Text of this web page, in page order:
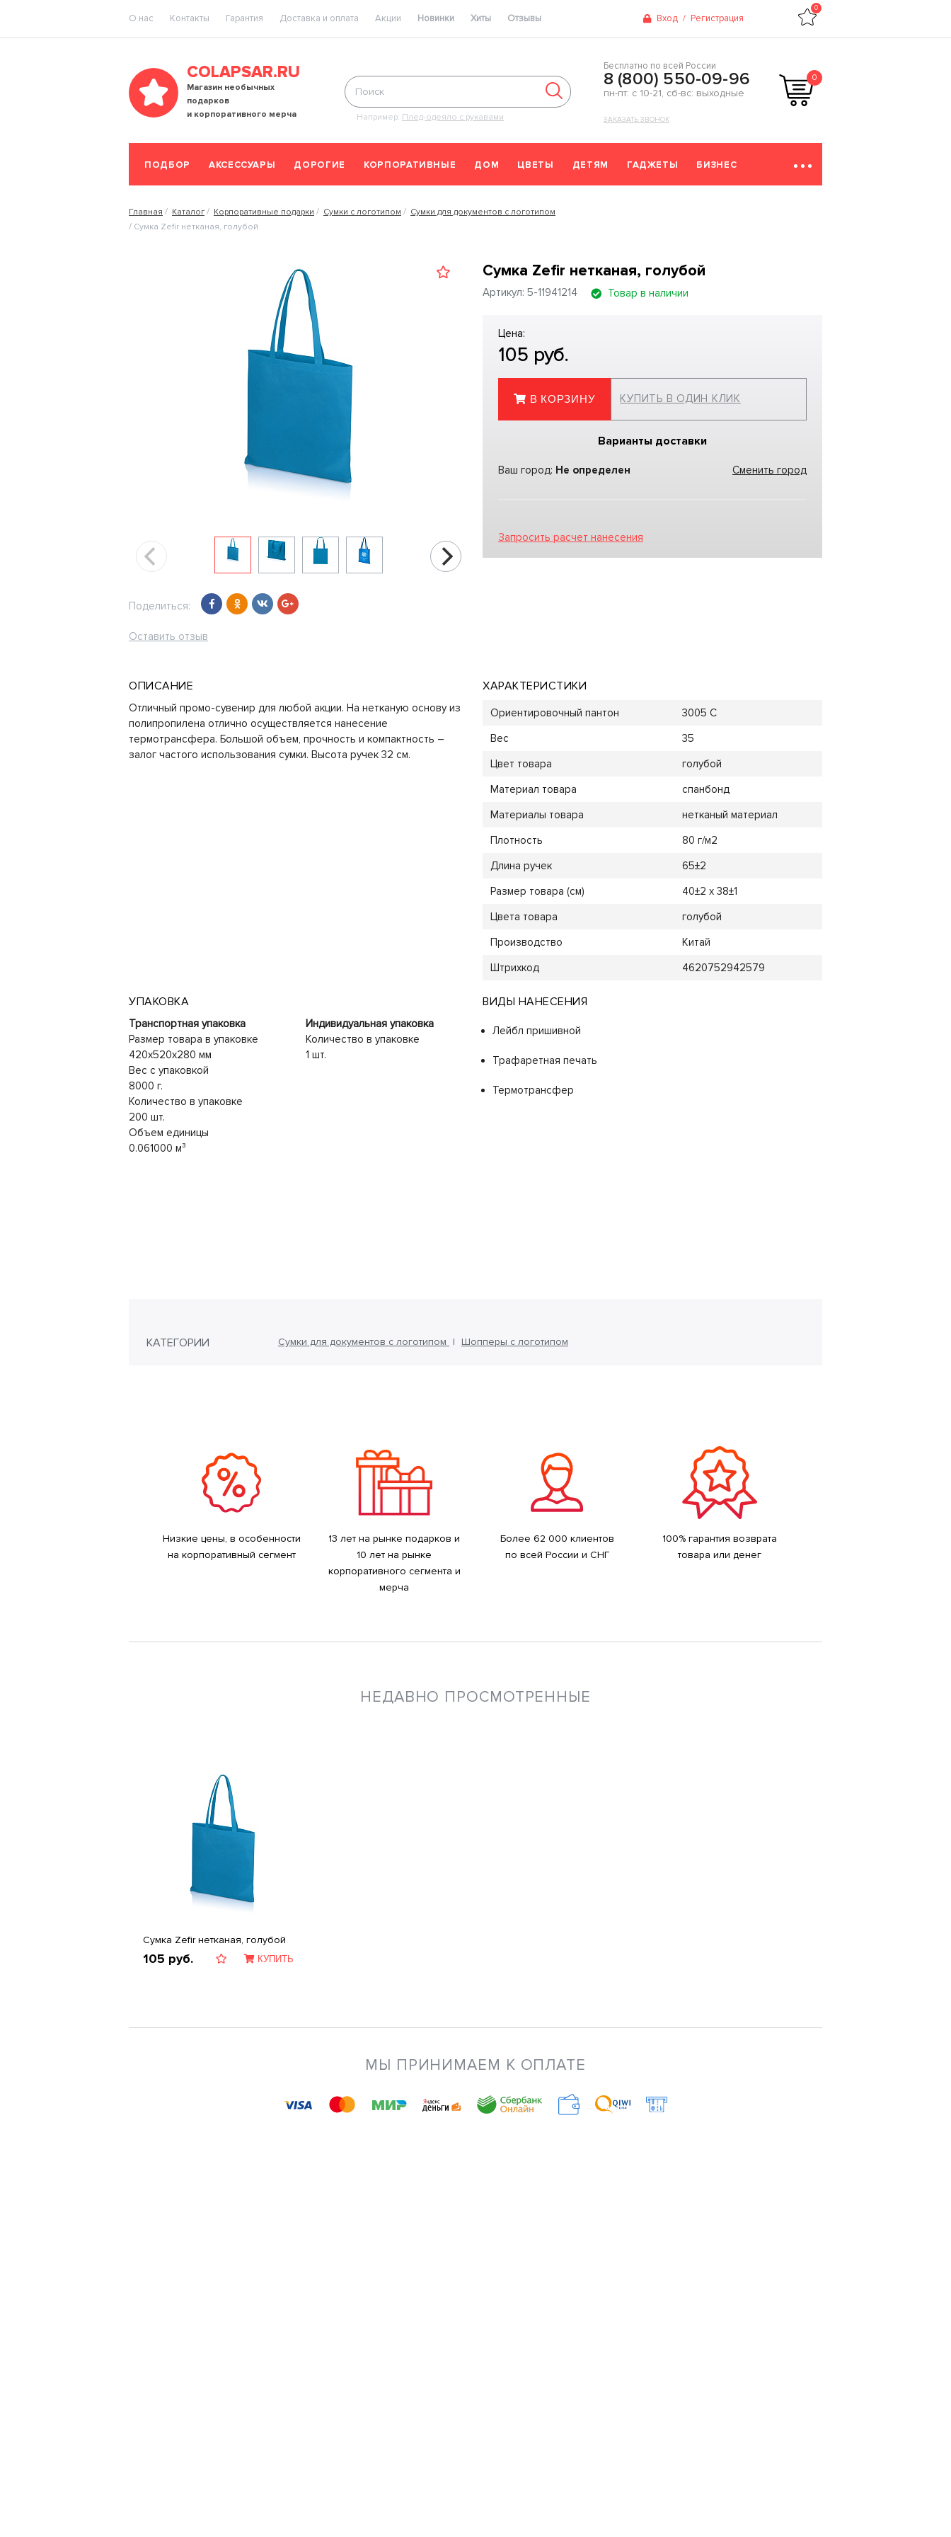
O нас Контакты Гарантия Доставка и оплата Акции Новинки Хиты Отзывы Вход / Регистрация
0
COLAPSAR.RU
Магазин необычных
подарков
и корпоративного мерча
Например: Плед-одеяло с рукавами
Бесплатно по всей России
8 (800) 550-09-96
пн-пт: с 10-21, сб-вс: выходные
ЗАКАЗАТЬ ЗВОНОК
0
ПОДБОР АКСЕССУАРЫ ДОРОГИЕ КОРПОРАТИВНЫЕ ДОМ ЦВЕТЫ ДЕТЯМ ГАДЖЕТЫ БИЗНЕС
Главная Каталог Корпоративные подарки Сумки с логотипом
Сумки для документов с логотипом
Сумка Zefir нетканая, голубой
Поделиться:
Оставить отзыв
Сумка Zefir нетканая, голубой
Артикул: 5-11941214 Товар в наличии
Цена:
105 руб.
В КОРЗИНУ КУПИТЬ В ОДИН КЛИК
Варианты доставки
Ваш город: Не определен Сменить город
Запросить расчет нанесения
ОПИСАНИЕ
Отличный промо-сувенир для любой акции. На нетканую основу из
полипропилена отлично осуществляется нанесение
термотрансфера. Большой объем, прочность и компактность –
залог частого использования сумки. Высота ручек 32 см.
ХАРАКТЕРИСТИКИ
Ориентировочный пантон
3005 C
Вес
35
Цвет товара
голубой
Материал товара
спанбонд
Материалы товара
нетканый материал
Плотность
80 г/м2
Длина ручек
65±2
Размер товара (см)
40±2 х 38±1
Цвета товара
голубой
Производство
Китай
Штрихкод
4620752942579
УПАКОВКА
Транспортная упаковка
Размер товара в упаковке
420x520x280 мм
Вес с упаковкой
8000 г.
Количество в упаковке
200 шт.
Объем единицы
0.061000 м³
Индивидуальная упаковка
Количество в упаковке
1 шт.
ВИДЫ НАНЕСЕНИЯ
Лейбл пришивной
Трафаретная печать
Термотрансфер
КАТЕГОРИИ Сумки для документов с логотипом Шопперы с логотипом
Низкие цены, в особенности
на корпоративный сегмент
13 лет на рынке подарков и
10 лет на рынке
корпоративного сегмента и
мерча
Более 62 000 клиентов
по всей России и СНГ
100% гарантия возврата
товара или денег
НЕДАВНО ПРОСМОТРЕННЫЕ
Сумка Zefir нетканая, голубой
105 руб. КУПИТЬ
МЫ ПРИНИМАЕМ К ОПЛАТЕ